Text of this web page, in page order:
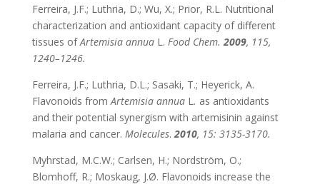
Ferreira, J.F.; Luthria, D.; Wu, X.; Prior, R.L. Nutritional
characterization and antioxidant capacity of different
tissues ofArtemisia annua L. Food Chem.2009, 115,
1240–1246.
Ferreira, J.F.; Luthria, D.L.; Sasaki, T.; Heyerick, A.
Flavonoids fromArtemisia annua L. as antioxidants
and their potential synergism with artemisinin against
malaria and cancer. Molecules.2010, 15: 3135-3170.
Myhrstad, M.C.W.; Carlsen, H.; Nordström, O.;
Blomhoff, R.; Moskaug, J.Ø. Flavonoids increase the